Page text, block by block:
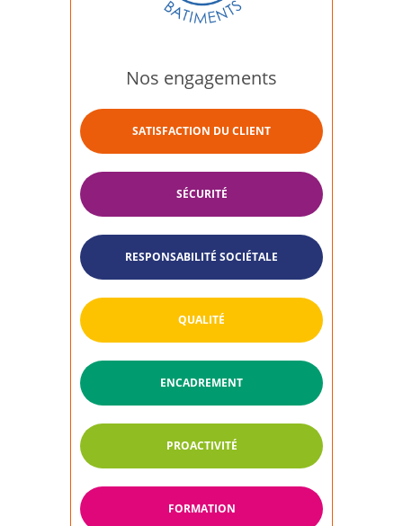
Nos engagements
SATISFACTION DU CLIENT
SÉCURITÉ
RESPONSABILITÉ SOCIÉTALE
QUALITÉ
ENCADREMENT
PROACTIVITÉ
FORMATION